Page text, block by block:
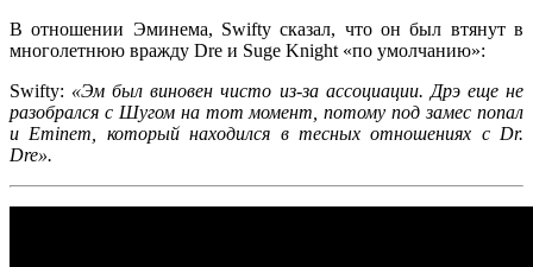
В отношении Эминема, Swifty сказал, что он был втянут в
многолетнюю вражду Dre и Suge Knight «по умолчанию»:
Swifty: «Эм был виновен чисто из-за ассоциации. Дрэеще не
разобрался с Шугомна тот момент, потому под замес попал
и Eminem , который находился в тесных отношениях с Dr.
Dre».